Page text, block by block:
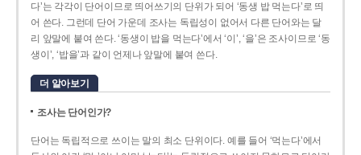
다’는 각각이 단어이므로 띄어쓰기의 단위가 되어 ‘동생 밥 먹는다’로 띄
어 쓴다. 그런데 단어 가운데 조사는 독립성이 없어서 다른 단어와는 달
리 앞말에 붙여 쓴다. ‘동생이 밥을 먹는다’에서 ‘이’, ‘을’은 조사이므로 ‘동
생이’, ‘밥을’과 같이 언제나 앞말에 붙여 쓴다.
더 알아보기
조사는 단어인가?
단어는 독립적으로 쓰이는 말의 최소 단위이다. 예를 들어 ‘먹는다’에서